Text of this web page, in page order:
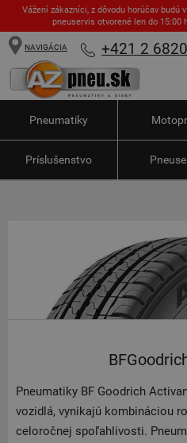
Vážení zákazníci, z dôvodu horúčav budú
pneuservis otvorené len do 15:00
NAVIGÁCIA +421 2
Pneumatiky
Príslušenstvo
Pneumatiky BF Goodrich
vozidlá, vynikajú kombináciou
celoročnej spoľahlivosti.